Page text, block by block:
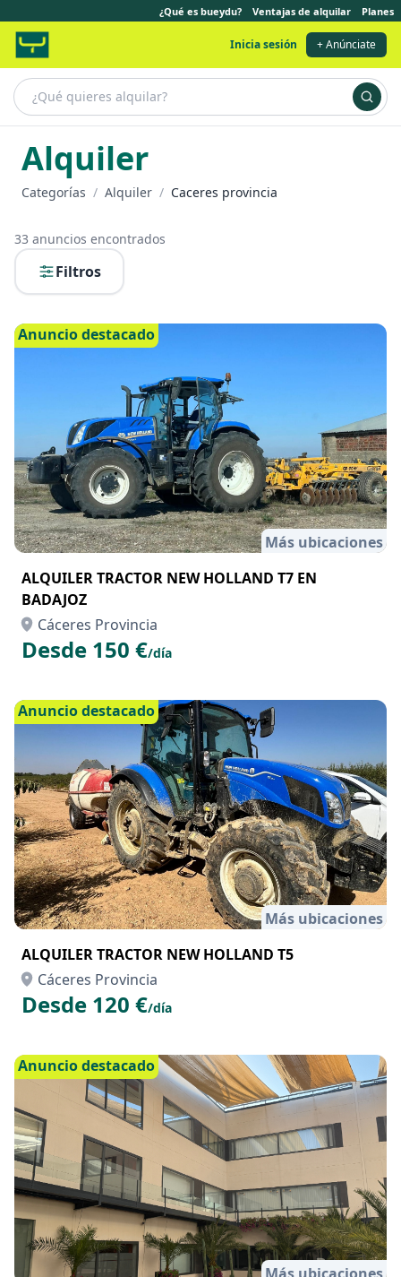
¿Qué es bueydu? Ventajas de alquilar Planes
Inicia sesión + Anúnciate
Alquiler
Categorías / Alquiler / Caceres provincia
33 anuncios encontrados
Filtros
Anuncio destacado
Más ubicaciones
ALQUILER TRACTOR NEW HOLLAND T7 EN
BADAJOZ
Cáceres Provincia
Desde 150 €/día
Anuncio destacado
Más ubicaciones
ALQUILER TRACTOR NEW HOLLAND T5
Cáceres Provincia
Desde 120 €/día
Anuncio destacado